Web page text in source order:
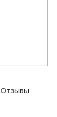
Отзывы